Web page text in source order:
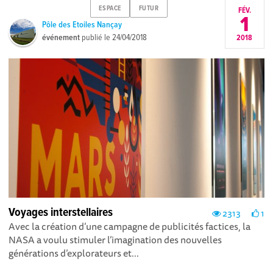
ESPACE FUTUR
Pôle des Etoiles Nançay
événement publié le24/04/2018
FÉV.
1
2018
2313 1
Voyages interstellaires
Avec la création d’une campagne de publicités factices, la
NASA a voulu stimuler l’imagination des nouvelles
générations d’explorateurs et...